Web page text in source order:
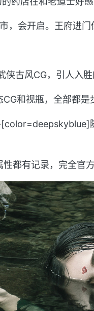
，会开启。王府进门
古风CG，引人入胜
和视瓶，全部都是
都有记录，完全官